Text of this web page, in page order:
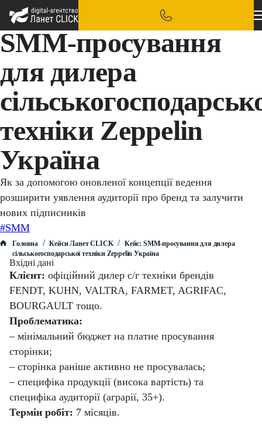
SMM-просування
для дилера
техніки Zeppelin
Україна
Як за допомогою оновленої концепції ведення
розширити уявлення аудиторії про бренд та залучити
нових підписників
#SMM
Головна / Кейси Ланет CLICK / Кейс: SMM-просування для дилера
сільськогосподарської техніки Zeppelin Україна
Вхідні дані
Клієнт: офіційний дилер с/г техніки брендів
FENDT, KUHN, VALTRA, FARMET, AGRIFAC,
BOURGAULT тощо.
Проблематика:
– мінімальний бюджет на платне просування
сторінки;
– сторінка раніше активно не просувалась;
– специфіка продукції (висока вартість) та
специфіка аудиторії (аграрії, 35+).
Термін робіт: 7 місяців.